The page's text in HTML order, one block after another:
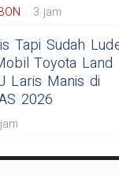
3 jam
Tapi Sudah
Toyota Land
Laris Manis di
2026